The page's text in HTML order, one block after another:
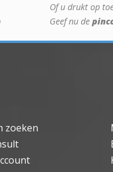
Of u drukt op
Geef nu de
zoeken